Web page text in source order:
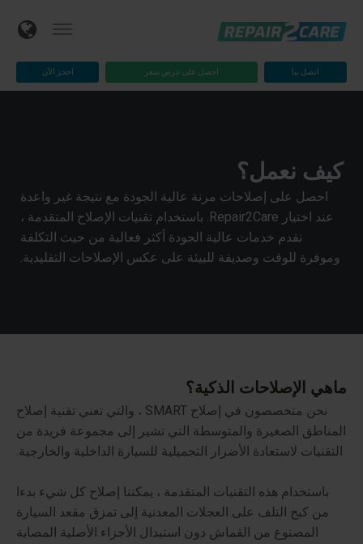
اتصل بنا احصل على عرض سعر احجز الآن
كيف نعمل؟
احصل على إصلاحات مرنة عالية الجودة مع نتيجة غير واعدة
عند اختيار Repair2Care. باستخدام تقنيات الإصلاح المتقدمة ،
نقدم خدمات عالية الجودة أكثر فعالية من حيث التكلفة
وموفرة للوقت وصديقة للبيئة على عكس الإصلاحات التقليدية.
ماهي الإصلاحات الذكية؟
نحن متخصصون في إصلاح SMART ، والتي تعني تقنية إصلاح
المناطق الصغيرة والمتوسطة التي تشير إلى مجموعة فريدة من
التقنيات لاستعادة الأضرار التجميلية للسيارة الداخلية والخارجية.
باستخدام هذه التقنيات المتقدمة ، يمكننا إصلاح كل شيء بدءا
من كبح التلف على العجلات المعدنية إلى تمزق مقعد السيارة
المصنوع من القماش دون استبدال الأجزاء الأصلية المصابة